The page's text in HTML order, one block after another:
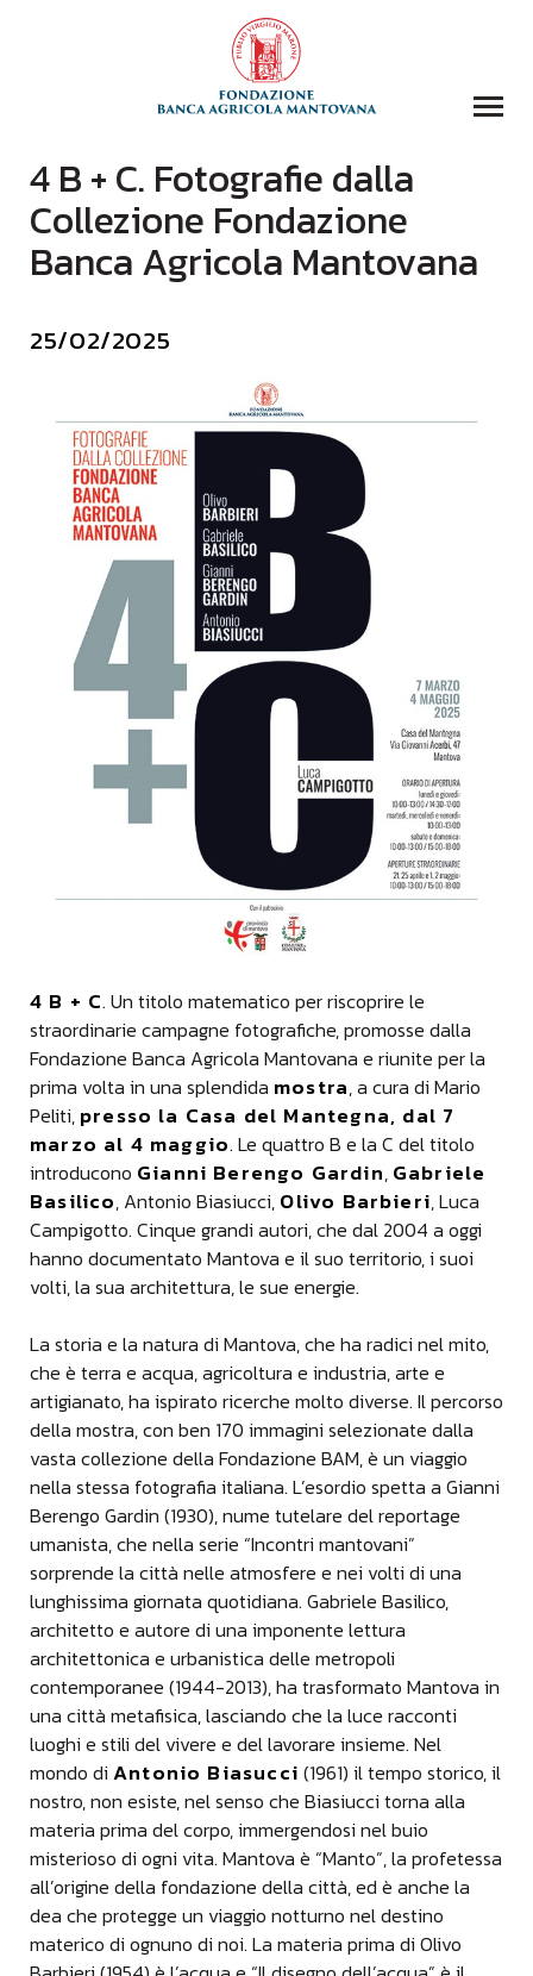
COLLEZIONI
BIBLIOTECA
FONDAZIONE
DOMANDA CONTRIBUTI
DONAZIONI
CONTATTI
CERCA
4 B + C. Fotografie dalla
Collezione Fondazione
Banca Agricola Mantovana
25/02/2025
4 B + C. Un titolo matematico per riscoprire le
straordinarie campagne fotografiche, promosse dalla
Fondazione Banca Agricola Mantovana e riunite per la
prima volta in una splendida mostra, a cura di Mario
Peliti, presso la Casa del Mantegna, dal 7
marzo al 4 maggio. Le quattro B e la C del titolo
introducono Gianni Berengo Gardin, Gabriele
Basilico, Antonio Biasiucci, Olivo Barbieri, Luca
Campigotto. Cinque grandi autori, che dal 2004 a oggi
hanno documentato Mantova e il suo territorio, i suoi
volti, la sua architettura, le sue energie.
La storia e la natura di Mantova, che ha radici nel mito,
che è terra e acqua, agricoltura e industria, arte e
artigianato, ha ispirato ricerche molto diverse. Il percorso
della mostra, con ben 170 immagini selezionate dalla
vasta collezione della Fondazione BAM, è un viaggio
nella stessa fotografia italiana. L’esordio spetta a Gianni
Berengo Gardin (1930), nume tutelare del reportage
umanista, che nella serie “Incontri mantovani”
sorprende la città nelle atmosfere e nei volti di una
lunghissima giornata quotidiana. Gabriele Basilico,
architetto e autore di una imponente lettura
architettonica e urbanistica delle metropoli
contemporanee (1944-2013), ha trasformato Mantova in
una città metafisica, lasciando che la luce racconti
luoghi e stili del vivere e del lavorare insieme. Nel
mondo di Antonio Biasucci (1961) il tempo storico, il
nostro, non esiste, nel senso che Biasiucci torna alla
materia prima del corpo, immergendosi nel buio
misterioso di ogni vita. Mantova è “Manto”, la profetessa
all’origine della fondazione della città, ed è anche la
dea che protegge un viaggio notturno nel destino
materico di ognuno di noi. La materia prima di Olivo